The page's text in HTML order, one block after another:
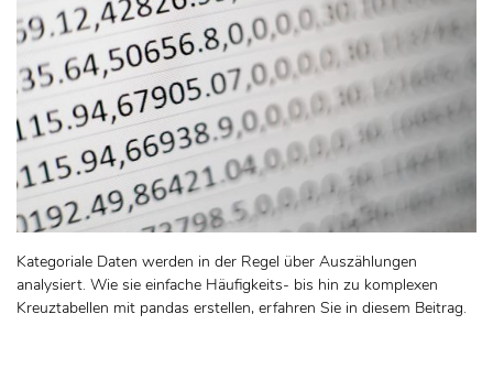
Kategoriale Daten werden in der Regel über Auszählungen
analysiert. Wie sie einfache Häufigkeits- bis hin zu komplexen
Kreuztabellen mit pandas erstellen, erfahren Sie in diesem Beitrag.